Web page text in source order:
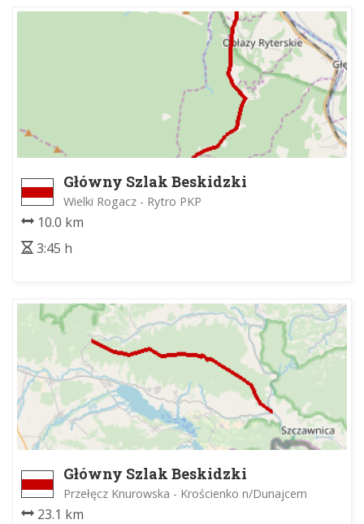
Główny Szlak Beskidzki
Wielki Rogacz - Rytro PKP
10.0 km
3:45 h
Główny Szlak Beskidzki
Przełęcz Knurowska - Krościenko n/Dunajcem
23.1 km